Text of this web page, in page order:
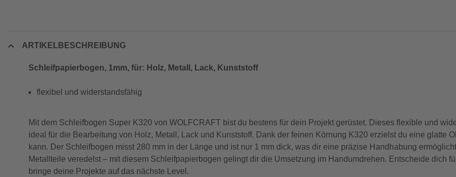
ARTIKELBESCHREIBUNG
Schleifpapierbogen, 1mm, für: Holz, Metall, Lack, Kunststoff
flexibel und widerstandsfähig
Mit dem Schleifbogen Super K320 von WOLFCRAFT bist du bestens für dein Projekt gerüstet. Dieses flexible und
ideal für die Bearbeitung von Holz, Metall, Lack und Kunststoff. Dank der feinen Körnung K320 erzielst du eine glatte
kann. Der Schleifbogen misst 280 mm in der Länge und ist nur 1 mm dick, was dir eine präzise Handhabung
Metallteile veredelst – mit diesem Schleifpapierbogen gelingt dir die Umsetzung im Handumdrehen. Entscheide dich
bringe deine Projekte auf das nächste Level.